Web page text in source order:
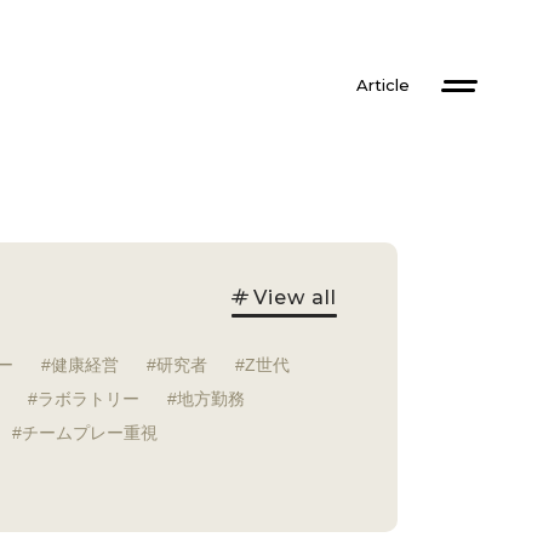
Article
健康経営 研究者
Z世代
ラボラトリー
地方勤務
チームプレー重視
View all